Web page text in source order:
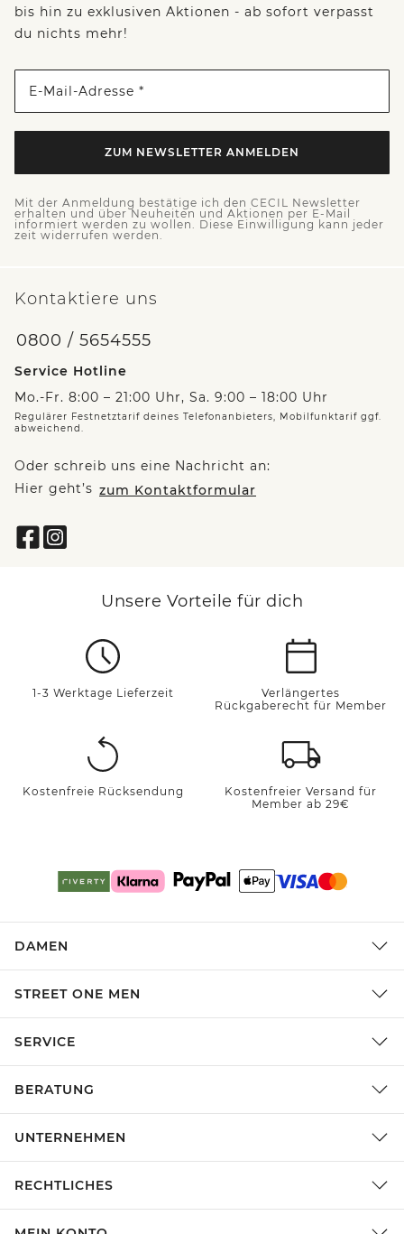
bis hin zu exklusiven Aktionen - ab sofort verpasst
du nichts mehr!
E-Mail-Adresse *
ZUM NEWSLETTER ANMELDEN
Mit der Anmeldung bestätige ich den CECIL Newsletter
erhalten und über Neuheiten und Aktionen per E-Mail
informiert werden zu wollen. Diese Einwilligung kann jeder
zeit widerrufen werden.
Kontaktiere uns
0800 / 5654555
Service Hotline
Mo.-Fr. 8:00 – 21:00 Uhr, Sa. 9:00 – 18:00 Uhr
Regulärer Festnetztarif deines Telefonanbieters, Mobilfunktarif ggf.
abweichend.
Oder schreib uns eine Nachricht an:
Hier geht’s zum Kontaktformular
Unsere Vorteile für dich
1-3 Werktage Lieferzeit
Verlängertes
Rückgaberecht für Member
Kostenfreie Rücksendung
Kostenfreier Versand für
Member ab 29€
DAMEN
STREET ONE MEN
SERVICE
BERATUNG
UNTERNEHMEN
RECHTLICHES